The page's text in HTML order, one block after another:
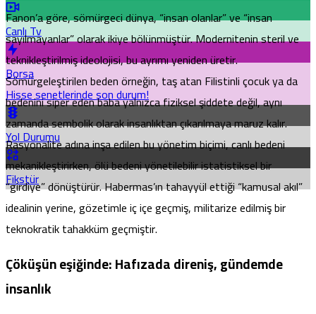
Canlı Tv
Borsa
Hisse senetlerinde son durum!
Yol Durumu
Fikstür
Fanon’a göre, sömürgeci dünya, “insan olanlar” ve “insan
sayılmayanlar” olarak ikiye bölünmüştür. Modernitenin steril ve
teknikleştirilmiş ideolojisi, bu ayrımı yeniden üretir.
Sömürgeleştirilen beden örneğin, taş atan Filistinli çocuk ya da
bedenini siper eden baba yalnızca fiziksel şiddete değil, aynı
zamanda sembolik olarak insanlıktan çıkarılmaya maruz kalır.
Rasyonalite adına inşa edilen bu yönetim biçimi, canlı bedeni
mekanikleştirirken, ölü bedeni yönetilebilir istatistiksel bir
“girdiye” dönüştürür. Habermas’ın tahayyül ettiği “kamusal akıl”
idealinin yerine, gözetimle iç içe geçmiş, militarize edilmiş bir
teknokratik tahakküm geçmiştir.
Çöküşün eşiğinde: Hafızada direniş, gündemde
insanlık